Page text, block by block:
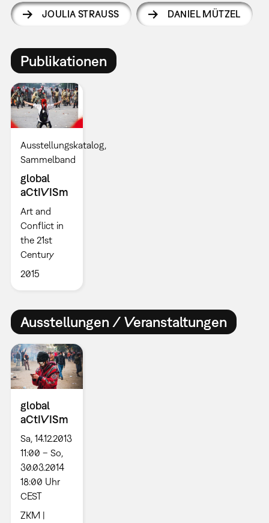
JOULIA STRAUSS DANIEL MÜTZEL
Publikationen
Ausstellungskatalog
Sammelband
global
aCtIVISm
Art and
Conflict in
the 21st
Century
2015
Ausstellungen / Veranstaltungen
global
aCtIVISm
Sa, 14.12.2013
11:00 – So,
30.03.2014
18:00 Uhr
CEST
ZKM |